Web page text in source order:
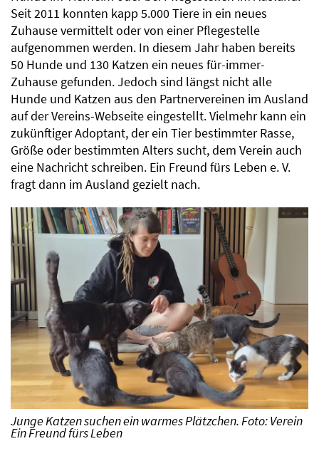
Seit 2011 konnten kapp 5.000 Tiere in ein neues
Zuhause vermittelt oder von einer Pflegestelle
aufgenommen werden. In diesem Jahr haben bereits
50 Hunde und 130 Katzen ein neues für-immer-
Zuhause gefunden. Jedoch sind längst nicht alle
Hunde und Katzen aus den Partnervereinen im Ausland
auf der Vereins-Webseite eingestellt. Vielmehr kann ein
zukünftiger Adoptant, der ein Tier bestimmter Rasse,
Größe oder bestimmten Alters sucht, dem Verein auch
eine Nachricht schreiben. Ein Freund fürs Leben e. V.
fragt dann im Ausland gezielt nach.
Junge Katzen suchen ein warmes Plätzchen. Foto: Verein
Ein Freund fürs Leben